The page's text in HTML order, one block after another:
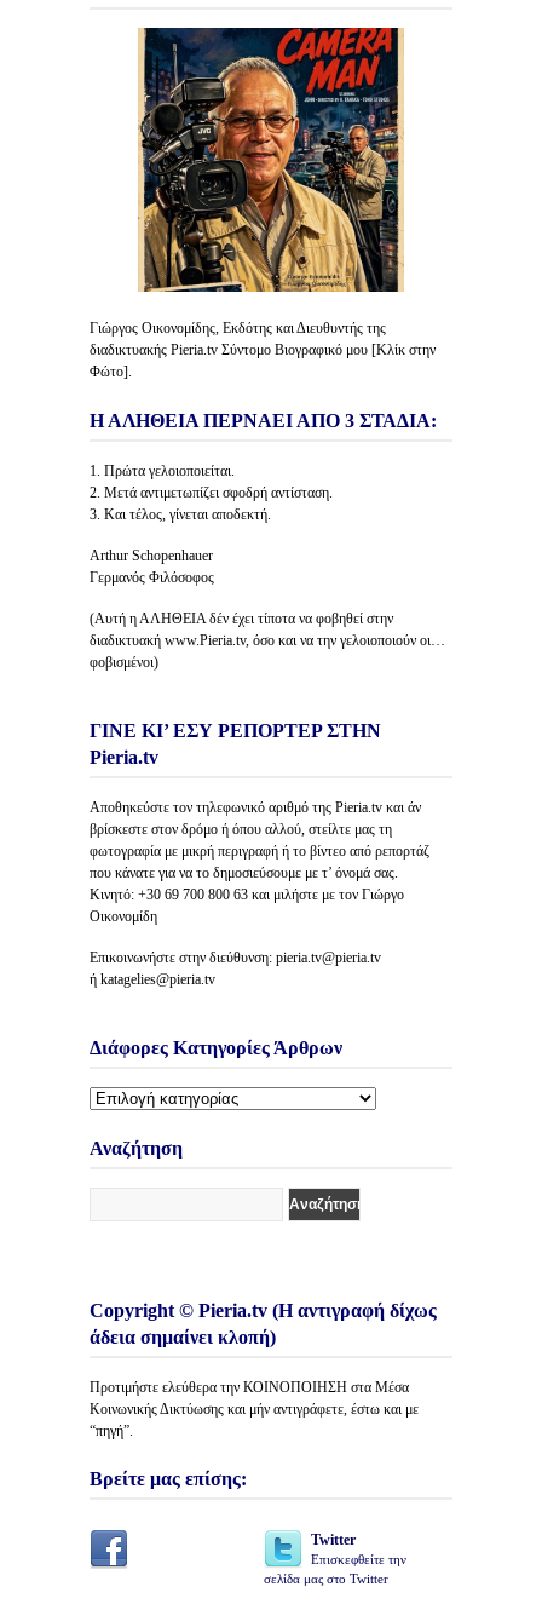
Γιώργος Οικονομίδης, Εκδότης και Διευθυντής της
διαδικτυακής Pieria.tv Σύντομο Βιογραφικό μου [Κλίκ στην
Φώτο].
Η ΑΛΗΘΕΙΑ ΠΕΡΝΑΕΙ ΑΠΟ 3 ΣΤΑΔΙΑ:
1. Πρώτα γελοιοποιείται.
2. Μετά αντιμετωπίζει σφοδρή αντίσταση.
3. Και τέλος, γίνεται αποδεκτή.
Arthur Schopenhauer
Γερμανός Φιλόσοφος
(Αυτή η ΑΛΗΘΕΙΑ δέν έχει τίποτα να φοβηθεί στην
διαδικτυακή www.Pieria.tv, όσο και να την γελοιοποιούν οι…
φοβισμένοι)
ΓΙΝΕ ΚΙ’ ΕΣΥ ΡΕΠΟΡΤΕΡ ΣΤΗΝ
Pieria.tv
Αποθηκεύστε τον τηλεφωνικό αριθμό της Pieria.tv και άν
βρίσκεστε στον δρόμο ή όπου αλλού, στείλτε μας τη
φωτογραφία με μικρή περιγραφή ή το βίντεο από ρεπορτάζ
που κάνατε για να το δημοσιεύσουμε με τ’ όνομά σας.
Κινητό: +30 69 700 800 63 και μιλήστε με τον Γιώργο
Οικονομίδη
Επικοινωνήστε στην διεύθυνση: pieria.tv@pieria.tv
ή katagelies@pieria.tv
Διάφορες Κατηγορίες Άρθρων
Διάφορες
Άρθρων
Αναζήτηση
Copyright © Pieria.tv (Η αντιγραφή δίχως
άδεια σημαίνει κλοπή)
Προτιμήστε ελεύθερα την ΚΟΙΝΟΠΟΙΗΣΗ στα Μέσα
Κοινωνικής Δικτύωσης και μήν αντιγράφετε, έστω και με
“πηγή”.
Βρείτε μας επίσης:
Twitter
Επισκεφθείτε την
σελίδα μας στο Twitter